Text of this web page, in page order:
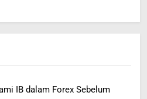
IB dalam Forex Sebelum